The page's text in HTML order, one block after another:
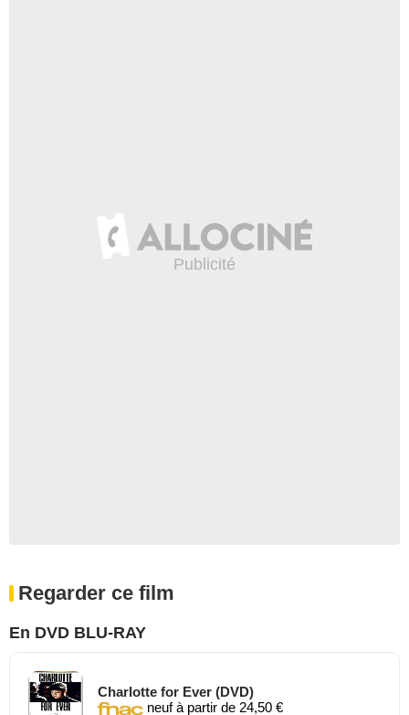
Regarder ce film
En DVD BLU-RAY
Charlotte for Ever (DVD)
neuf à partir de 24,50 €